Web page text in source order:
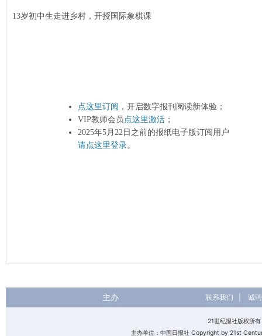
13岁初中生走进乡村，开授国际象棋课
点这里订阅 ，开启数字报刊阅读新体验；
VIP教师会员点这里激活 ；
2025年5月22日之前的报纸电子版订阅用户
请点这里登录。
主办 联系我们 诚
21世纪报社版权所
主办单位：中国日报社 Copyright by 21st